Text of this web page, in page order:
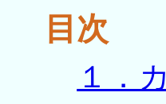
目次
１．